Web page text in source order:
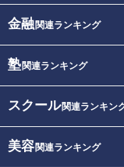
金融関連ランキング
塾関連ランキング
スクール関連ランキン
美容関連ランキング